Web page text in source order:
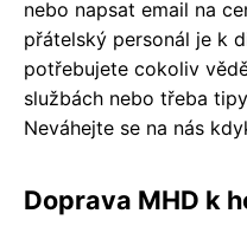
nebo napsat email na
přátelský personál je k
potřebujete cokoliv
službách nebo třeba
Neváhejte se na nás
Doprava MHD k